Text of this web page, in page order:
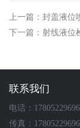
上一篇：封盖液位
下一篇：射线液位
联系我们
电话：17805229696
传真：17805229696